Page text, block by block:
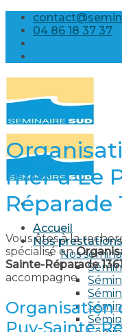
Skip
content
04 86 18 37 37
Accueil
Nos prestations
Nos
mer à Le
Réparade
Vous êtes à la
spécialisé en
Sainte-Réparade
accompagne.
Organisation
Puy-Sainte-